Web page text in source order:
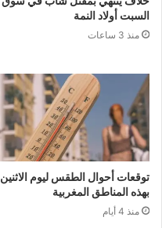
السبت أولاد النمة
منذ 3 ساعات
توقعات أحوال الطقس ليوم الاثنين
بهذه المناطق المغربية
منذ 4 أيام